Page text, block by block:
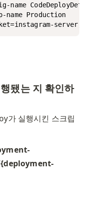
name
name Production
됐는 지 확인하
가 실행시킨 스크립